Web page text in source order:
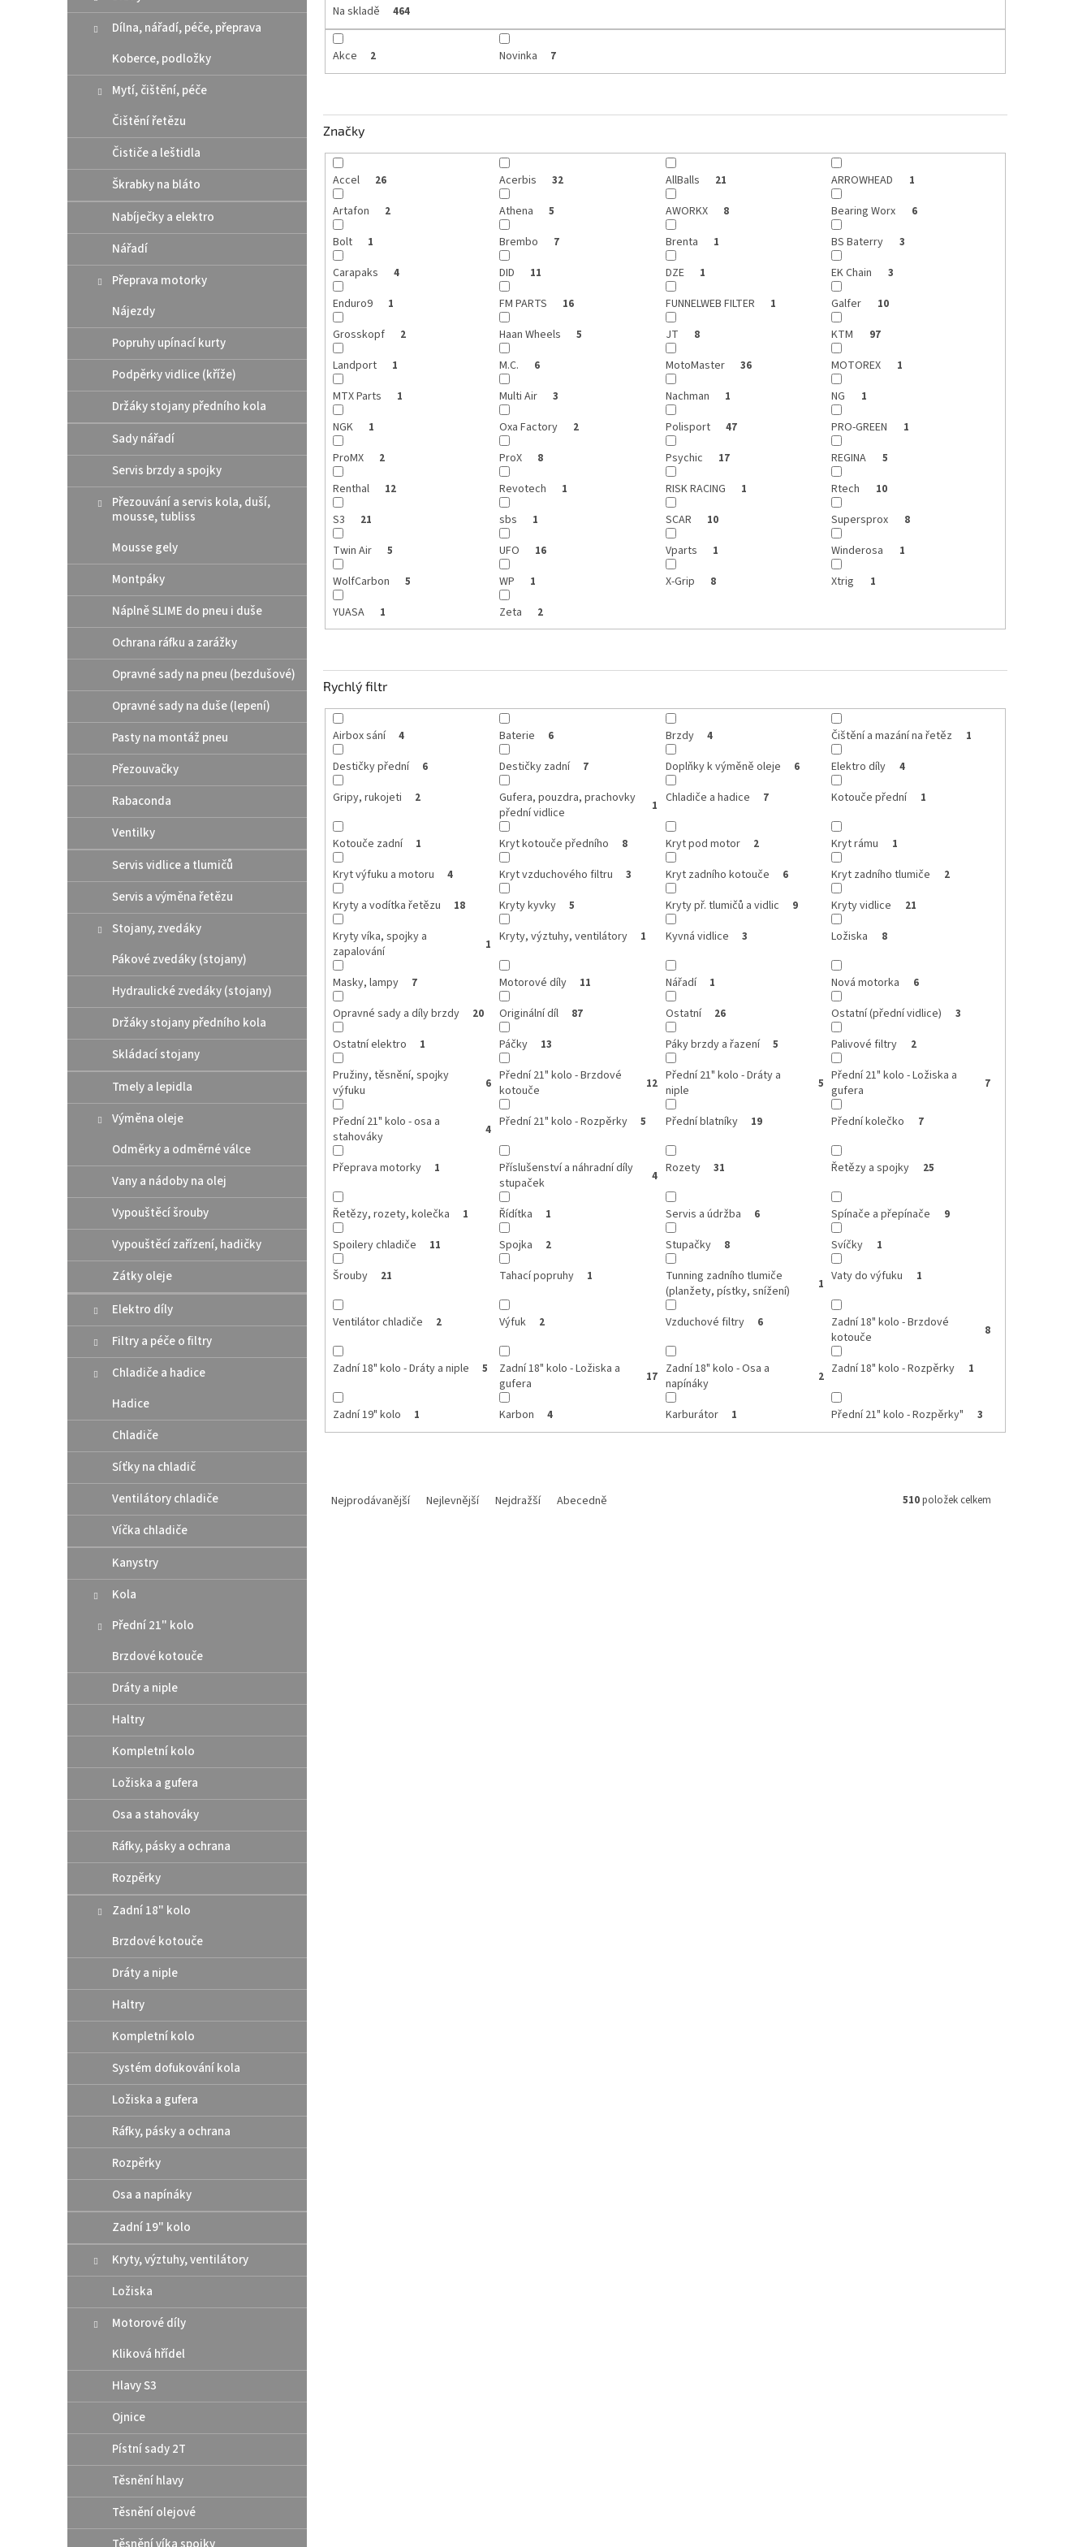
Dílna, nářadí, péče, přeprava
Koberce, podložky
Mytí, čištění, péče
Čištění řetězu
Čističe a leštidla
Škrabky na bláto
Nabíječky a elektro
Nářadí
Přeprava motorky
Nájezdy
Popruhy upínací kurty
Podpěrky vidlice (kříže)
Držáky stojany předního kola
Sady nářadí
Servis brzdy a spojky
Přezouvání a servis kola, duší,
mousse, tubliss
Mousse gely
Montpáky
Náplně SLIME do pneu i duše
Ochrana ráfku a zarážky
Opravné sady na pneu (bezdušové)
Opravné sady na duše (lepení)
Pasty na montáž pneu
Přezouvačky
Rabaconda
Ventilky
Servis vidlice a tlumičů
Servis a výměna řetězu
Stojany, zvedáky
Pákové zvedáky (stojany)
Hydraulické zvedáky (stojany)
Držáky stojany předního kola
Skládací stojany
Tmely a lepidla
Výměna oleje
Odměrky a odměrné válce
Vany a nádoby na olej
Vypouštěcí šrouby
Vypouštěcí zařízení, hadičky
Zátky oleje
Elektro díly
Filtry a péče o filtry
Chladiče a hadice
Hadice
Chladiče
Síťky na chladič
Ventilátory chladiče
Víčka chladiče
Kanystry
Kola
Přední 21" kolo
Brzdové kotouče
Dráty a niple
Haltry
Kompletní kolo
Ložiska a gufera
Osa a stahováky
Ráfky, pásky a ochrana
Rozpěrky
Zadní 18" kolo
Brzdové kotouče
Dráty a niple
Haltry
Kompletní kolo
Systém dofukování kola
Ložiska a gufera
Ráfky, pásky a ochrana
Rozpěrky
Osa a napínáky
Zadní 19" kolo
Kryty, výztuhy, ventilátory
Ložiska
Motorové díly
Kliková hřídel
Hlavy S3
Ojnice
Pístní sady 2T
Těsnění hlavy
Těsnění olejové
Na skladě 464
Akce 2 Novinka 7
Značky
Accel 26 Acerbis 32 AllBalls 21 ARROWHEAD 1
Artafon 2 Athena 5 AWORKX 8 Bearing Worx 6
Bolt 1 Brembo 7 Brenta 1 BS Baterry 3
Carapaks 4 DID 11 DZE 1 EK Chain 3
Enduro9 1 FM PARTS 16 FUNNELWEB FILTER 1 Galfer 10
Grosskopf 2 Haan Wheels 5 JT 8 KTM 97
Landport 1 M.C. 6 MotoMaster 36 MOTOREX 1
MTX Parts 1 Multi Air 3 Nachman 1 NG 1
NGK 1 Oxa Factory 2 Polisport 47 PRO-GREEN 1
ProMX 2 ProX 8 Psychic 17 REGINA 5
Renthal 12 Revotech 1 RISK RACING 1 Rtech 10
S3 21 sbs 1 SCAR 10 Supersprox 8
Twin Air 5 UFO 16 Vparts 1 Winderosa 1
WolfCarbon 5 WP 1 X-Grip 8 Xtrig 1
YUASA 1 Zeta 2
Rychlý filtr
Airbox sání 4 Baterie 6 Brzdy 4 Čištění a mazání na řetěz 1
Destičky přední 6 Destičky zadní 7 Doplňky k výměně oleje 6 Elektro díly 4
Gripy, rukojeti 2
Gufera, pouzdra, prachovky
přední vidlice
1 Chladiče a hadice 7 Kotouče přední 1
Kotouče zadní 1 Kryt kotouče předního 8 Kryt pod motor 2 Kryt rámu 1
Kryt výfuku a motoru 4 Kryt vzduchového filtru 3 Kryt zadního kotouče 6 Kryt zadního tlumiče 2
Kryty a vodítka řetězu 18 Kryty kyvky 5 Kryty př. tlumičů a vidlic 9 Kryty vidlice 21
Kryty víka, spojky a
zapalování
1 Kryty, výztuhy, ventilátory 1 Kyvná vidlice 3 Ložiska 8
Masky, lampy 7 Motorové díly 11 Nářadí 1 Nová motorka 6
Opravné sady a díly brzdy 20 Originální díl 87 Ostatní 26 Ostatní (přední vidlice) 3
Ostatní elektro 1 Páčky 13 Páky brzdy a řazení 5 Palivové filtry 2
Pružiny, těsnění, spojky
výfuku
6 Přední 21" kolo - Brzdové
kotouče
12 Přední 21" kolo - Dráty a
niple
5 Přední 21" kolo - Ložiska a
gufera
7
Přední 21" kolo - osa a
stahováky
4 Přední 21" kolo - Rozpěrky 5 Přední blatníky 19 Přední kolečko 7
Přeprava motorky 1
Příslušenství a náhradní díly
stupaček
4 Rozety 31 Řetězy a spojky 25
Řetězy, rozety, kolečka 1 Řídítka 1 Servis a údržba 6 Spínače a přepínače 9
Spoilery chladiče 11 Spojka 2 Stupačky 8 Svíčky 1
Šrouby 21 Tahací popruhy 1
Tunning zadního tlumiče
(planžety, pístky, snížení)
1 Vaty do výfuku 1
Ventilátor chladiče 2 Výfuk 2 Vzduchové filtry 6
Zadní 18" kolo - Brzdové
kotouče
8
Zadní 18" kolo - Dráty a niple 5
Zadní 18" kolo - Ložiska a
gufera
17
Zadní 18" kolo - Osa a
napínáky
2 Zadní 18" kolo - Rozpěrky 1
Zadní 19" kolo 1 Karbon 4 Karburátor 1 Přední 21" kolo - Rozpěrky" 3
Nejprodávanější Nejlevnější Nejdražší Abecedně 510položek celkem